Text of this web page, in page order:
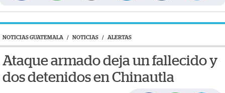
NOTICIAS GUATEMALA / NOTICIAS / ALERTAS
Ataque armado deja un fallecido y
dos detenidos en Chinautla